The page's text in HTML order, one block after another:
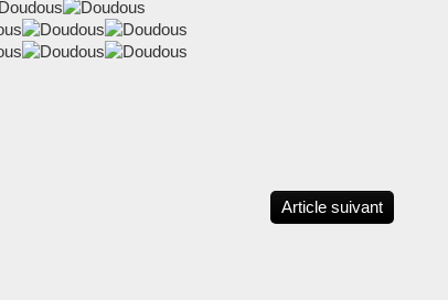
Article suivant